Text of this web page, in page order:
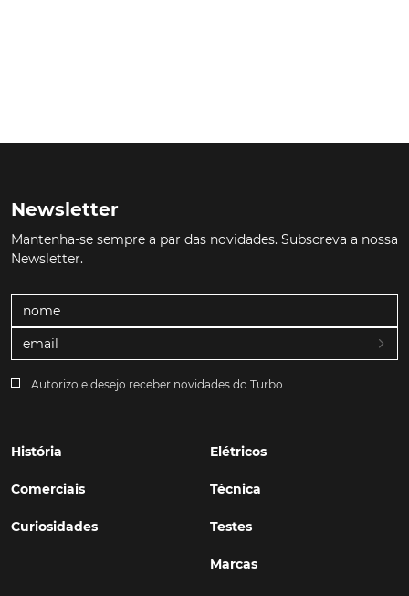
Newsletter
Mantenha-se sempre a par das novidades. Subscreva a nossa
Newsletter.
Autorizo e desejo receber novidades do Turbo.
História
Comerciais
Curiosidades
Elétricos
Técnica
Testes
Marcas